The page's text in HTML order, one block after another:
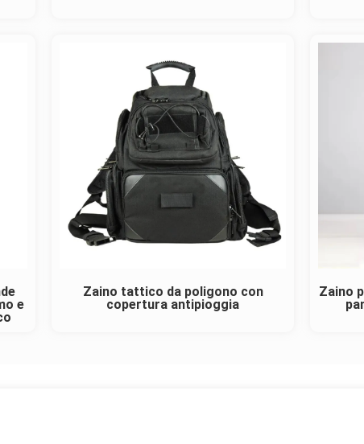
e
Zaino tattico da poligono con
copertura antipioggia
Zaino